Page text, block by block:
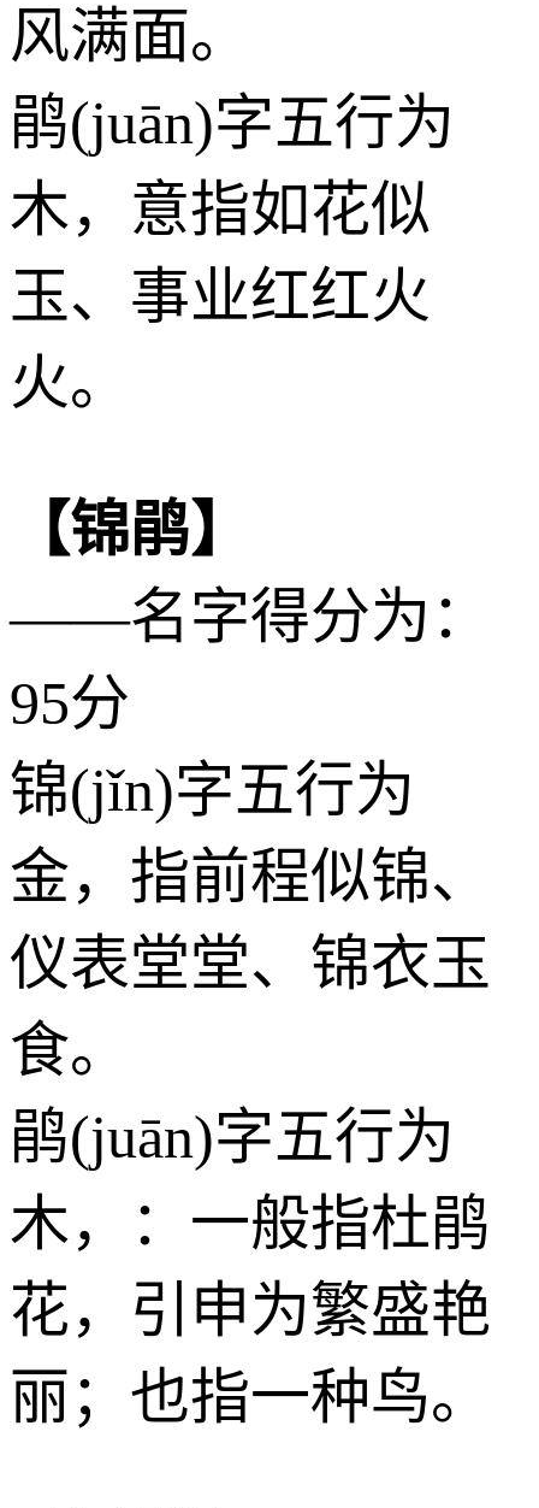
风满面。
鹃(juān)字五行为
木，意指如花似
玉、事业红红火
火。
【锦鹃】
——名字得分为：
95分
锦(jǐn)字五行为
金，指前程似锦、
仪表堂堂、锦衣玉
食。
鹃(juān)字五行为
木，：一般指杜鹃
花，引申为繁盛艳
丽；也指一种鸟。